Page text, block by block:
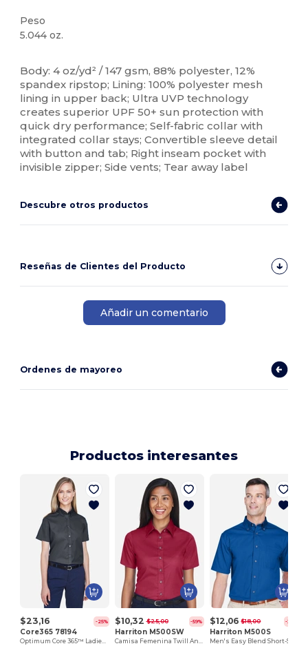
Peso
5.044 oz.
Body: 4 oz/yd² / 147 gsm, 88% polyester, 12%
spandex ripstop; Lining: 100% polyester mesh
lining in upper back; Ultra UVP technology
creates superior UPF 50+ sun protection with
quick dry performance; Self-fabric collar with
integrated collar stays; Convertible sleeve detail
with button and tab; Right inseam pocket with
invisible zipper; Side vents; Tear away label
Descubre otros productos
Reseñas de Clientes del Producto
Añadir un comentario
Ordenes de mayoreo
Productos interesantes
$23,16 -25%
Core365 78194
Optimum Core 365™ Ladies' Short Sleeve Twill Shirts
$10,32 $25,00 -59%
Harriton M500SW
Camisa Femenina Twill Antimanchas y Antirrugas
$12,06 $18,00 -33%
Harriton M500S